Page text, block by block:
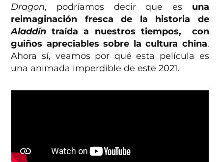
Dragon, podríamos decir que es una
reimaginación fresca de la historia de
Aladdín traída a nuestros tiempos, con
guiños apreciables sobre la cultura china.
Ahora sí, veamos por qué esta película es
una animada imperdible de este 2021.